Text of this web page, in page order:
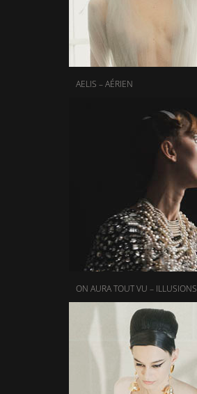
AELIS – AÉRIEN
ON AURA TOUT VU – ILLUSIONS